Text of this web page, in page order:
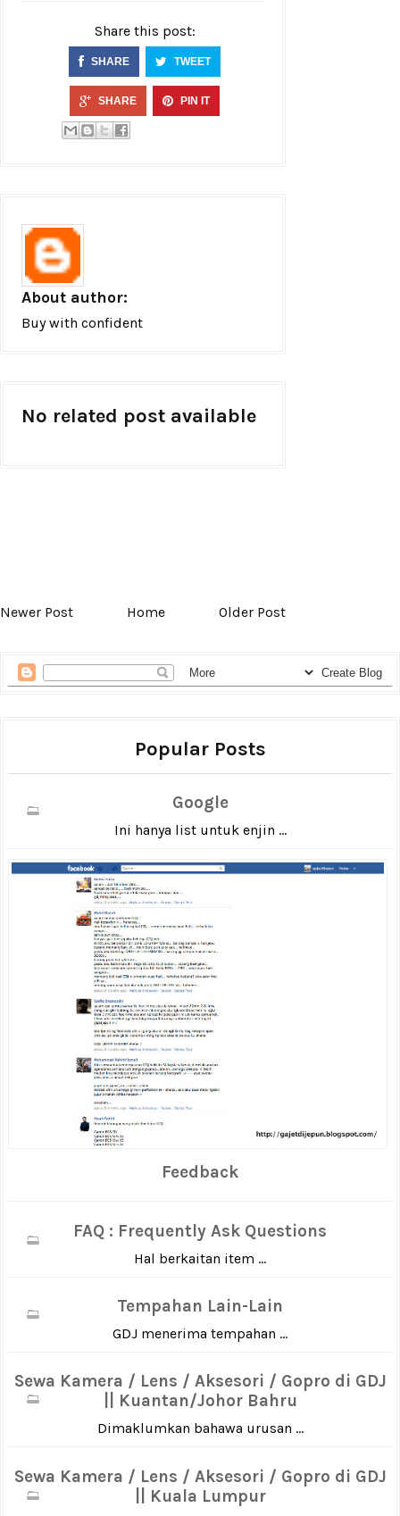
Share this post:
SHARE TWEET
SHARE PIN IT
About author:
Buy with confident
No related post available
Newer Post Home Older Post
Popular Posts
Google
Ini hanya list untuk enjin ...
Feedback
FAQ : Frequently Ask Questions
Hal berkaitan item ...
Tempahan Lain-Lain
GDJ menerima tempahan ...
Sewa Kamera / Lens / Aksesori / Gopro di GDJ
|| Kuantan/Johor Bahru
Dimaklumkan bahawa urusan ...
Sewa Kamera / Lens / Aksesori / Gopro di GDJ
|| Kuala Lumpur